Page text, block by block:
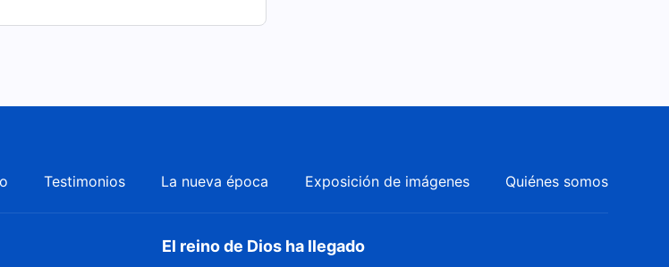
Predicar el evangelio de los
últimos días
Testimonios La nueva época Exposición de imágenes Quiénes somos
El reino de Dios ha llegado